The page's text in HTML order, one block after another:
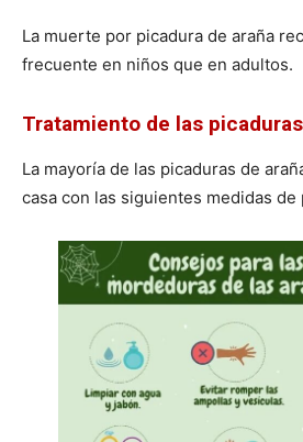
La muerte por picadura de araña
frecuente en niños que en adultos.
Tratamiento de las
La mayoría de las picaduras de
casa con las siguientes medidas